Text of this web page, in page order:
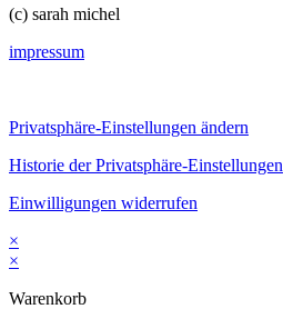
(c) sarah michel
impressum
Privatsphäre-Einstellungen ändern
Historie der Privatsphäre-Einstellungen
Einwilligungen widerrufen
×
×
Warenkorb